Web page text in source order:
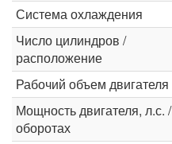
Система охлаждения
Число цилиндров /
расположение
Рабочий объем двигателя
Мощность двигателя, л.с. /
оборотах